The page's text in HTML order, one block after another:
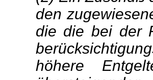
den
die die bei der
höhere